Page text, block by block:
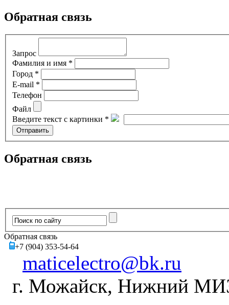
Обратная связь
Запрос
Фамилия и имя *
Город *
E-mail *
Телефон
Файл
Введите текст с картинки *
Обратная связь
Обратная связь
+7 (904) 353-54-64
maticelectro@bk.ru
г. Можайск, Нижний